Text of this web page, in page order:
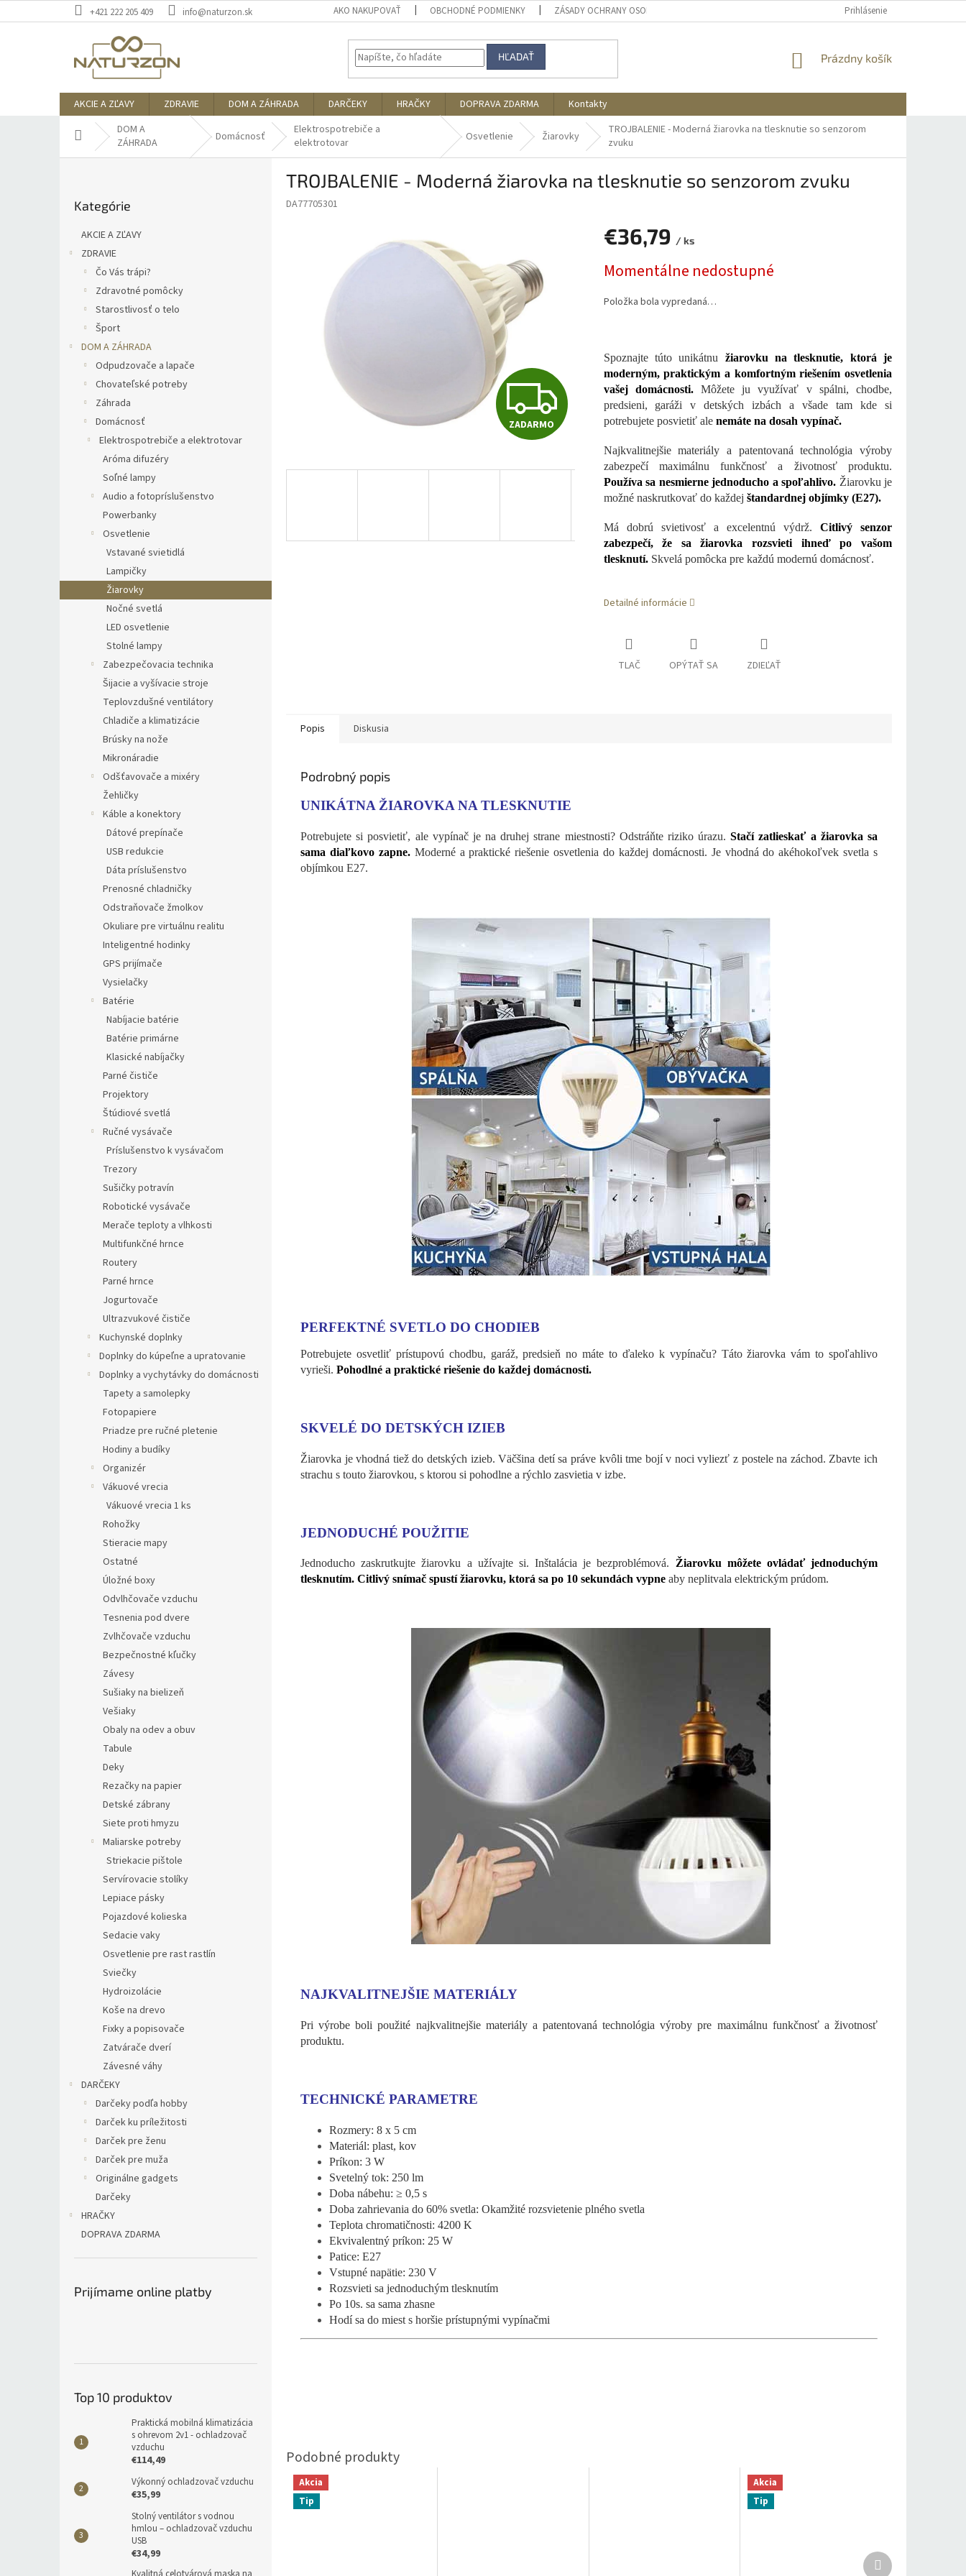
na
+421 222 205 409 info@naturzon.sk AKO NAKUPOVAŤ OBCHODNÉ PODMIENKY ZÁSADY OCHRANY OSOBNÝCH ÚDAJOV REKLAMÁCIA A VRÁTENIE
Prihlásenie
HĽADAŤ
NÁKUPNÝ
Prázdny košík
AKCIE A ZĽAVY ZDRAVIE DOM A ZÁHRADA DARČEKY HRAČKY DOPRAVA ZDARMA Kontakty
DomovDOM A
ZÁHRADA
Domácnosť
Elektrospotrebiče a
elektrotovar
Osvetlenie Žiarovky
TROJBALENIE - Moderná žiarovka na tlesknutie so senzorom
zvuku
kategórie
Kategórie
AKCIE A ZĽAVY
ZDRAVIE
Čo Vás trápi?
Zdravotné pomôcky
Starostlivosť o telo
Šport
DOM A ZÁHRADA
Odpudzovače a lapače
Chovateľské potreby
Záhrada
Domácnosť
Elektrospotrebiče a elektrotovar
Aróma difuzéry
Soľné lampy
Audio a fotopríslušenstvo
Powerbanky
Osvetlenie
Vstavané svietidlá
Lampičky
Žiarovky
Nočné svetlá
LED osvetlenie
Stolné lampy
Zabezpečovacia technika
Šijacie a vyšívacie stroje
Teplovzdušné ventilátory
Chladiče a klimatizácie
Brúsky na nože
Mikronáradie
Odšťavovače a mixéry
Žehličky
Káble a konektory
Dátové prepínače
USB redukcie
Dáta príslušenstvo
Prenosné chladničky
Odstraňovače žmolkov
Okuliare pre virtuálnu realitu
Inteligentné hodinky
GPS prijímače
Vysielačky
Batérie
Nabíjacie batérie
Batérie primárne
Klasické nabíjačky
Parné čističe
Projektory
Štúdiové svetlá
Ručné vysávače
Príslušenstvo k vysávačom
Trezory
Sušičky potravín
Robotické vysávače
Merače teploty a vlhkosti
Multifunkčné hrnce
Routery
Parné hrnce
Jogurtovače
Ultrazvukové čističe
Kuchynské doplnky
Doplnky do kúpeľne a upratovanie
Doplnky a vychytávky do domácnosti
Tapety a samolepky
Fotopapiere
Priadze pre ručné pletenie
Hodiny a budíky
Organizér
Vákuové vrecia
Vákuové vrecia 1 ks
Rohožky
Stieracie mapy
Ostatné
Úložné boxy
Odvlhčovače vzduchu
Tesnenia pod dvere
Zvlhčovače vzduchu
Bezpečnostné kľučky
Závesy
Sušiaky na bielizeň
Vešiaky
Obaly na odev a obuv
Tabule
Deky
Rezačky na papier
Detské zábrany
Siete proti hmyzu
Maliarske potreby
Striekacie pištole
Servírovacie stolíky
Lepiace pásky
Pojazdové kolieska
Sedacie vaky
Osvetlenie pre rast rastlín
Sviečky
Hydroizolácie
Koše na drevo
Fixky a popisovače
Zatvárače dverí
Závesné váhy
DARČEKY
Darčeky podľa hobby
Darček ku príležitosti
Darček pre ženu
Darček pre muža
Originálne gadgets
Darčeky
HRAČKY
DOPRAVA ZDARMA
Prijímame online platby
Top 10 produktov
Praktická mobilná klimatizácia
s ohrevom 2v1 - ochladzovač
vzduchu
€114,49
Výkonný ochladzovač vzduchu
€35,99
Stolný ventilátor s vodnou
hmlou – ochladzovač vzduchu
USB
€34,99
TROJBALENIE - Moderná žiarovka na tlesknutie so senzorom zvuku
DA77705301
Z
A
A
ZADARMO
€36,79 / ks
cena:
Momentálne nedostupné
Položka bola vypredaná…
Spoznajte túto unikátnu žiarovku na tlesknutie, ktorá je
moderným, praktickým a komfortným riešením osvetlenia
vašej domácnosti.Môžete ju využívať v spálni, chodbe,
predsieni, garáži v detských izbách a všade tam kde si
potrebujete posvietiť ale nemáte na dosah vypínač.
Najkvalitnejšie materiály a patentovaná technológia výroby
zabezpečí maximálnu funkčnosť a životnosť produktu.
Používa sa nesmierne jednoducho a spoľahlivo. Žiarovku je
možné naskrutkovať do každej štandardnej objímky (E27).
Má dobrú svietivosť a excelentnú výdrž. Citlivý senzor
zabezpečí, že sa žiarovka rozsvieti ihneď po vašom
tlesknutí.Skvelá pomôcka pre každú modernú domácnosť.
Detailné informácie
TLAČ OPÝTAŤ SA ZDIEĽAŤ
Popis Diskusia
Podrobný popis
UNIKÁTNA ŽIAROVKA NA TLESKNUTIE
Potrebujete si posvietiť, ale vypínač je na druhej strane miestnosti? Odstráňte riziko úrazu.Stačí zatlieskať a žiarovka sa
sama diaľkovo zapne.Moderné a praktické riešenie osvetlenia do každej domácnosti. Je vhodná do akéhokoľvek svetla s
objímkou E27.
PERFEKTNÉ SVETLO DO CHODIEB
Potrebujete osvetliť prístupovú chodbu, garáž, predsieň no máte to ďaleko k vypínaču? Táto žiarovka vám to spoľahlivo
vyrieši. Pohodlné a praktické riešenie do každej domácnosti.
SKVELÉ DO DETSKÝCH IZIEB
Žiarovka je vhodná tiež do detských izieb. Väčšina detí sa práve kvôli tme bojí v noci vyliezť z postele na záchod. Zbavte ich
strachu s touto žiarovkou, s ktorou si pohodlne a rýchlo zasvietia v izbe.
JEDNODUCHÉ POUŽITIE
Jednoducho zaskrutkujte žiarovku a užívajte si. Inštalácia je bezproblémová. Žiarovku môžete ovládať jednoduchým
tlesknutím. Citlivý snímač spustí žiarovku, ktorá sa po 10 sekundách vypne aby neplitvala elektrickým prúdom.
NAJKVALITNEJŠIE MATERIÁLY
Pri výrobe boli použité najkvalitnejšie materiály a patentovaná technológia výroby pre maximálnu funkčnosť a životnosť
produktu.
TECHNICKÉ PARAMETRE
Rozmery: 8 x 5 cm
Materiál: plast, kov
Príkon: 3 W
Svetelný tok: 250 lm
Doba nábehu: ≥ 0,5 s
Doba zahrievania do 60% svetla: Okamžité rozsvietenie plného svetla
Teplota chromatičnosti: 4200 K
Ekvivalentný príkon: 25 W
Patice: E27
Vstupné napätie: 230 V
Rozsvieti sa jednoduchým tlesknutím
Po 10s. sa sama zhasne
Hodí sa do miest s horšie prístupnými vypínačmi
Akcia
Tip
Akcia
Tip
Ďalší
produkt